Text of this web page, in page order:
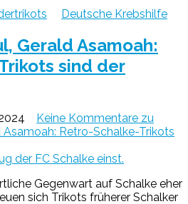
Deutsche Krebshilfe
Gerald Asamoah:
sind der
Keine Kommentare zu
Asamoah: Retro-Schalke-Trikots
Gegenwart auf Schalke eher
sich Trikots früherer Schalker